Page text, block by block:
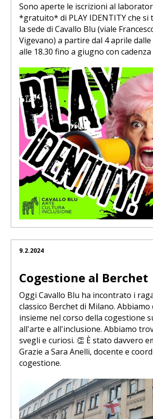
Sono aperte le iscrizioni al
*gratuito* di PLAY IDENTITY che si
la sede di Cavallo Blu (viale
Vigevano) a partire dal 4 aprile dalle
alle 18.30 fino a giugno con
9.2.2024
Cogestione al Berchet
Oggi Cavallo Blu ha incontrato i
classico Berchet di Milano.
insieme nel corso della cogestione
all'arte e all'inclusione. Abbiamo
svegli e curiosi. 👏 È stato davvero
Grazie a Sara Anelli, docente e
cogestione.